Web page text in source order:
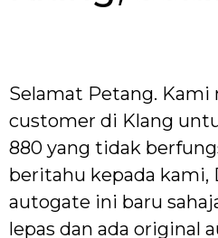
Selamat Petang.
customer di Klang
880 yang tidak
beritahu kepada kami,
autogate ini baru
lepas dan ada original